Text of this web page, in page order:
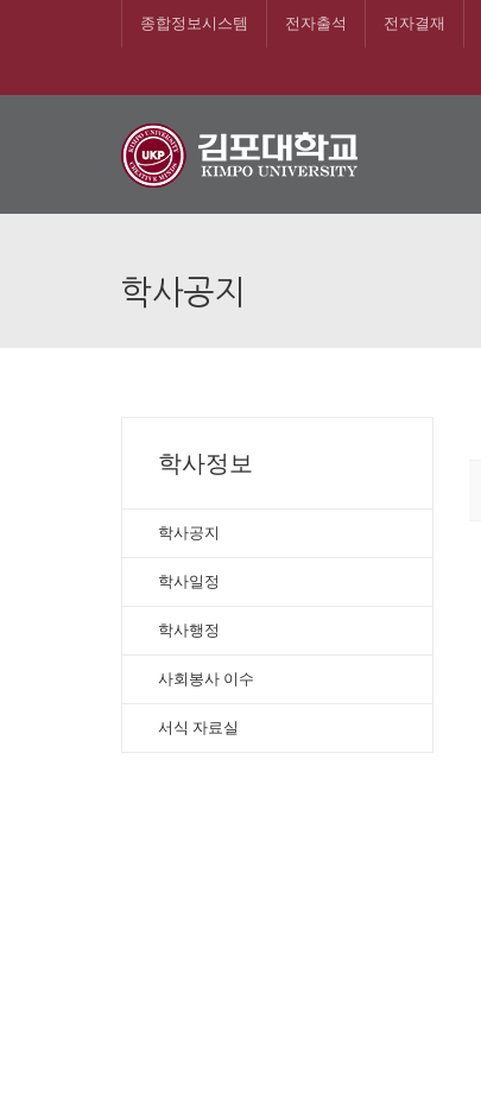
종합정보시스템 전자출석 전자결재
학사공지
학사정보
학사공지
학사일정
학사행정
사회봉사 이수
서식 자료실